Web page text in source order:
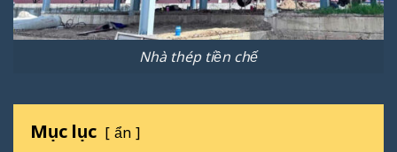
Nhà thép tiền chế
Mục lục ẩn